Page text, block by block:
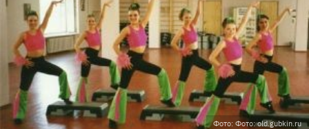
Фото: Фото: old.gubkin.ru